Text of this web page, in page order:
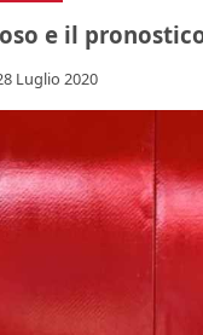
e il
Luglio 2020